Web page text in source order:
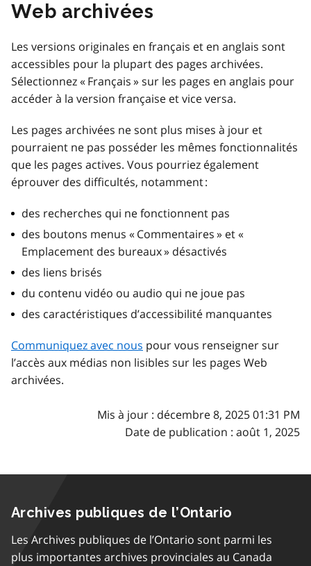
Web archivées
Les versions originales en français et en anglais sont
accessibles pour la plupart des pages archivées.
Sélectionnez « Français » sur les pages en anglais pour
accéder à la version française et vice versa.
Les pages archivées ne sont plus mises à jour et
pourraient ne pas posséder les mêmes fonctionnalités
que les pages actives. Vous pourriez également
éprouver des difficultés, notamment :
des recherches qui ne fonctionnent pas
des boutons menus « Commentaires » et «
Emplacement des bureaux » désactivés
des liens brisés
du contenu vidéo ou audio qui ne joue pas
des caractéristiques d’accessibilité manquantes
Communiquez avec nous pour vous renseigner sur
l’accès aux médias non lisibles sur les pages Web
archivées.
Mis à jour : décembre 8, 2025 01:31 PM
Date de publication : août 1, 2025
Archives publiques de l’Ontario
Les Archives publiques de l’Ontario sont parmi les
plus importantes archives provinciales au Canada